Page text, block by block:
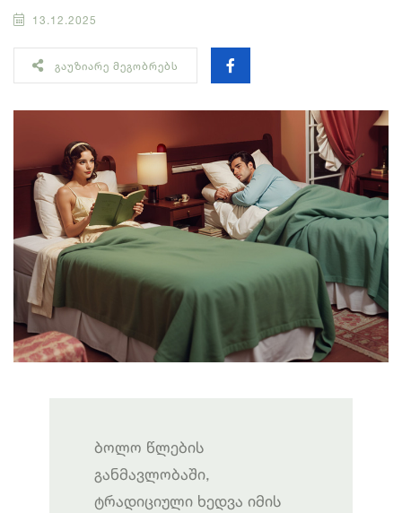
13.12.2025
ᲒᲐᲣᲖᲘᲐᲠᲔ ᲛᲔᲒᲝᲑᲠᲔᲑᲡ
ბოლო წლების
განმავლობაში,
ტრადიციული ხედვა იმის